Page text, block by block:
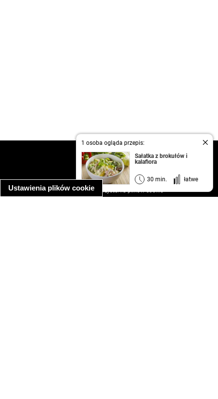
Ustawienia plików cookie
1 osoba ogląda przepis:
Sałatka z brokułów i
kalafiora
30 min. łatwe
kontakt
regulamin
informacja o prywatności
informacja o wykorzystaniu plików cookie